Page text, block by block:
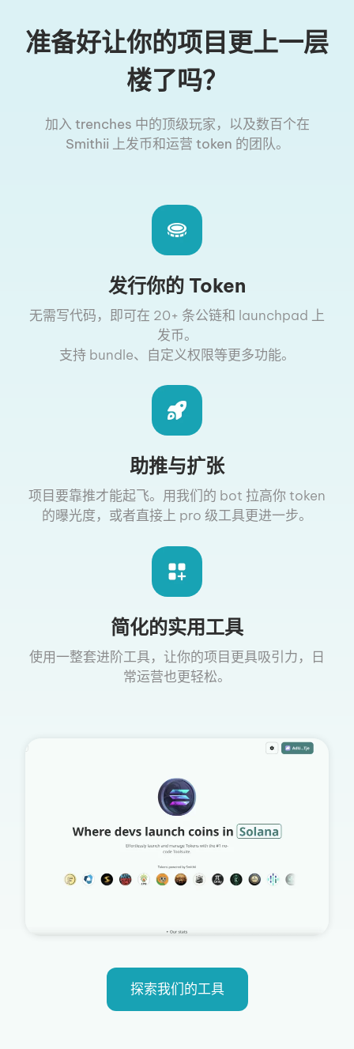
准备好让你的项目更上一层
楼了吗？
加入 trenches 中的顶级玩家，以及数百个在
Smithii 上发币和运营 token 的团队。
发行你的 Token
无需写代码，即可在 20+ 条公链和 launchpad 上
发币。
支持 bundle、自定义权限等更多功能。
助推与扩张
项目要靠推才能起飞。用我们的 bot 拉高你 token
的曝光度，或者直接上 pro 级工具更进一步。
简化的实用工具
使用一整套进阶工具，让你的项目更具吸引力，日
常运营也更轻松。
探索我们的工具